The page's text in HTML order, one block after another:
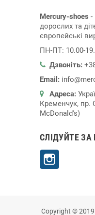
Mercury-shoes -
дорослих та
європейські
ПН-ПТ: 10.00-
Дзвоніть:
Email:
Адреса:
Кременчук, пр.
McDonald's)
СЛІДУЙТЕ
Copyright © 2019